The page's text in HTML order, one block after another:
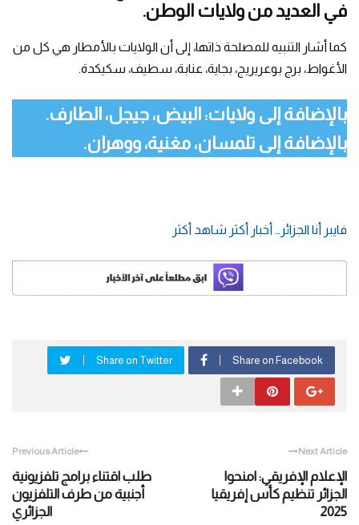
في العديد من ولايات الوطن.
كما أشار التنبيه للمصلحة ذاتها، إلى أن الولايات بالأمطار هي كل من
الأغواط، برج بوعريريج، بجاية، عنابة، سطيف، سكيكدة.
بالإضافة إلى ولايات: البيض، جيجل، الطارف.
بالإضافة إلى تلمسان، مغنية، ووهران.
فايبر أنا الجزائر… أخبار أكثر شاهد أكثر
Share on Facebook
Share on Twitter
Previous Article
طلب اقتناء برامج تلفزيونية
أجنبية من طرف التلفزيون
الجزائري
Next Article
الإعلام الإفريقي: امنحوا
الجزائر تنظيم كأس إفريقيا
2025